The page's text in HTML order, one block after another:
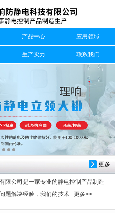
产品中心 应用领域
生产实力 联系我们
更多
限公司是一家专业的静电控制产品制造
题解决经验，我们的技术...更多>>
搜索